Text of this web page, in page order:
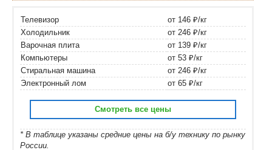
Телевизор
от 146 ₽/кг
Холодильник
от 246 ₽/кг
Варочная плита
от 139 ₽/кг
Компьютеры
от 53 ₽/кг
Стиральная машина
от 246 ₽/кг
Электронный лом
от 65 ₽/кг
Смотреть все цены
* В таблице указаны средние цены на б/у технику по рынку
России.